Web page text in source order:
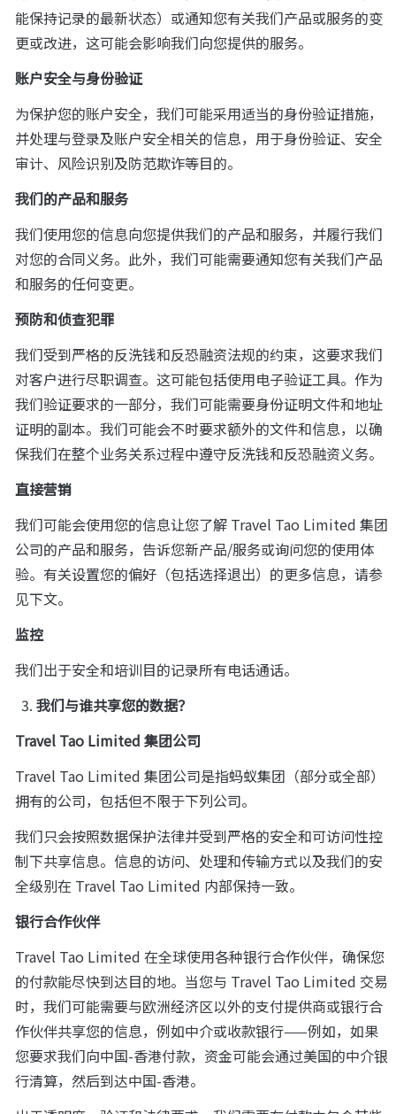
能保持记录的最新状态）或通知您有关我们产品或服务的变
更或改进，这可能会影响我们向您提供的服务。
账户安全与身份验证
为保护您的账户安全，我们可能采用适当的身份验证措施，
并处理与登录及账户安全相关的信息，用于身份验证、安全
审计、风险识别及防范欺诈等目的。
我们的产品和服务
我们使用您的信息向您提供我们的产品和服务，并履行我们
对您的合同义务。此外，我们可能需要通知您有关我们产品
和服务的任何变更。
预防和侦查犯罪
我们受到严格的反洗钱和反恐融资法规的约束，这要求我们
对客户进行尽职调查。这可能包括使用电子验证工具。作为
我们验证要求的一部分，我们可能需要身份证明文件和地址
证明的副本。我们可能会不时要求额外的文件和信息，以确
保我们在整个业务关系过程中遵守反洗钱和反恐融资义务。
直接营销
我们可能会使用您的信息让您了解 Travel Tao Limited 集团
公司的产品和服务，告诉您新产品/服务或询问您的使用体
验。有关设置您的偏好（包括选择退出）的更多信息，请参
见下文。
监控
我们出于安全和培训目的记录所有电话通话。
我们与谁共享您的数据？
Travel Tao Limited 集团公司
Travel Tao Limited 集团公司是指蚂蚁集团（部分或全部）
拥有的公司，包括但不限于下列公司。
我们只会按照数据保护法律并受到严格的安全和可访问性控
制下共享信息。信息的访问、处理和传输方式以及我们的安
全级别在 Travel Tao Limited 内部保持一致。
银行合作伙伴
Travel Tao Limited 在全球使用各种银行合作伙伴，确保您
的付款能尽快到达目的地。当您与 Travel Tao Limited 交易
时，我们可能需要与欧洲经济区以外的支付提供商或银行合
作伙伴共享您的信息，例如中介或收款银行——例如，如果
您要求我们向中国-香港付款，资金可能会通过美国的中介银
行清算，然后到达中国-香港。